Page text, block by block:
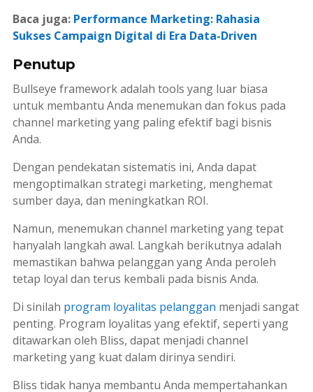
Baca juga: Performance Marketing: Rahasia
Sukses Campaign Digital di Era Data-Driven
Penutup
Bullseye frameworkadalah tools yang luar biasa
untuk membantu Anda menemukan dan fokus pada
channel marketingyang paling efektif bagi bisnis
Anda.
Dengan pendekatan sistematis ini, Anda dapat
mengoptimalkan strategi marketing, menghemat
sumber daya, dan meningkatkan ROI.
Namun, menemukan channel marketingyang tepat
hanyalah langkah awal. Langkah berikutnya adalah
memastikan bahwa pelanggan yang Anda peroleh
tetap loyal dan terus kembali pada bisnis Anda.
Di sinilah program loyalitas pelanggan menjadi sangat
penting. Program loyalitas yang efektif, seperti yang
ditawarkan oleh Bliss, dapat menjadi channel
marketingyang kuat dalam dirinya sendiri.
Bliss tidak hanya membantu Anda mempertahankan